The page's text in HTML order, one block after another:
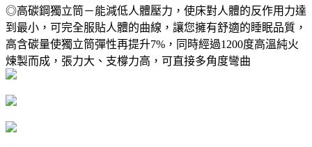
◎高碳鋼獨立筒－能減低人體壓力，使床對人體的反作用力達
到最小，可完全服貼人體的曲線，讓您擁有舒適的睡眠品質，
高含碳量使獨立筒彈性再提升7%，同時經過1200度高溫純火
煉製而成，張力大、支橕力高，可直接多角度彎曲